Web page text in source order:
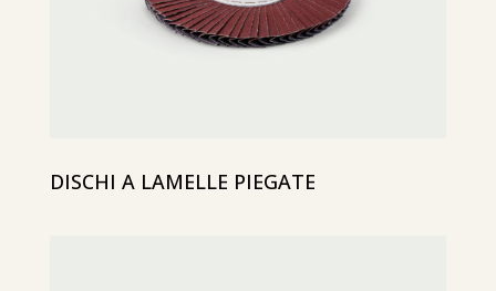
DISCHI A LAMELLE PIEGATE